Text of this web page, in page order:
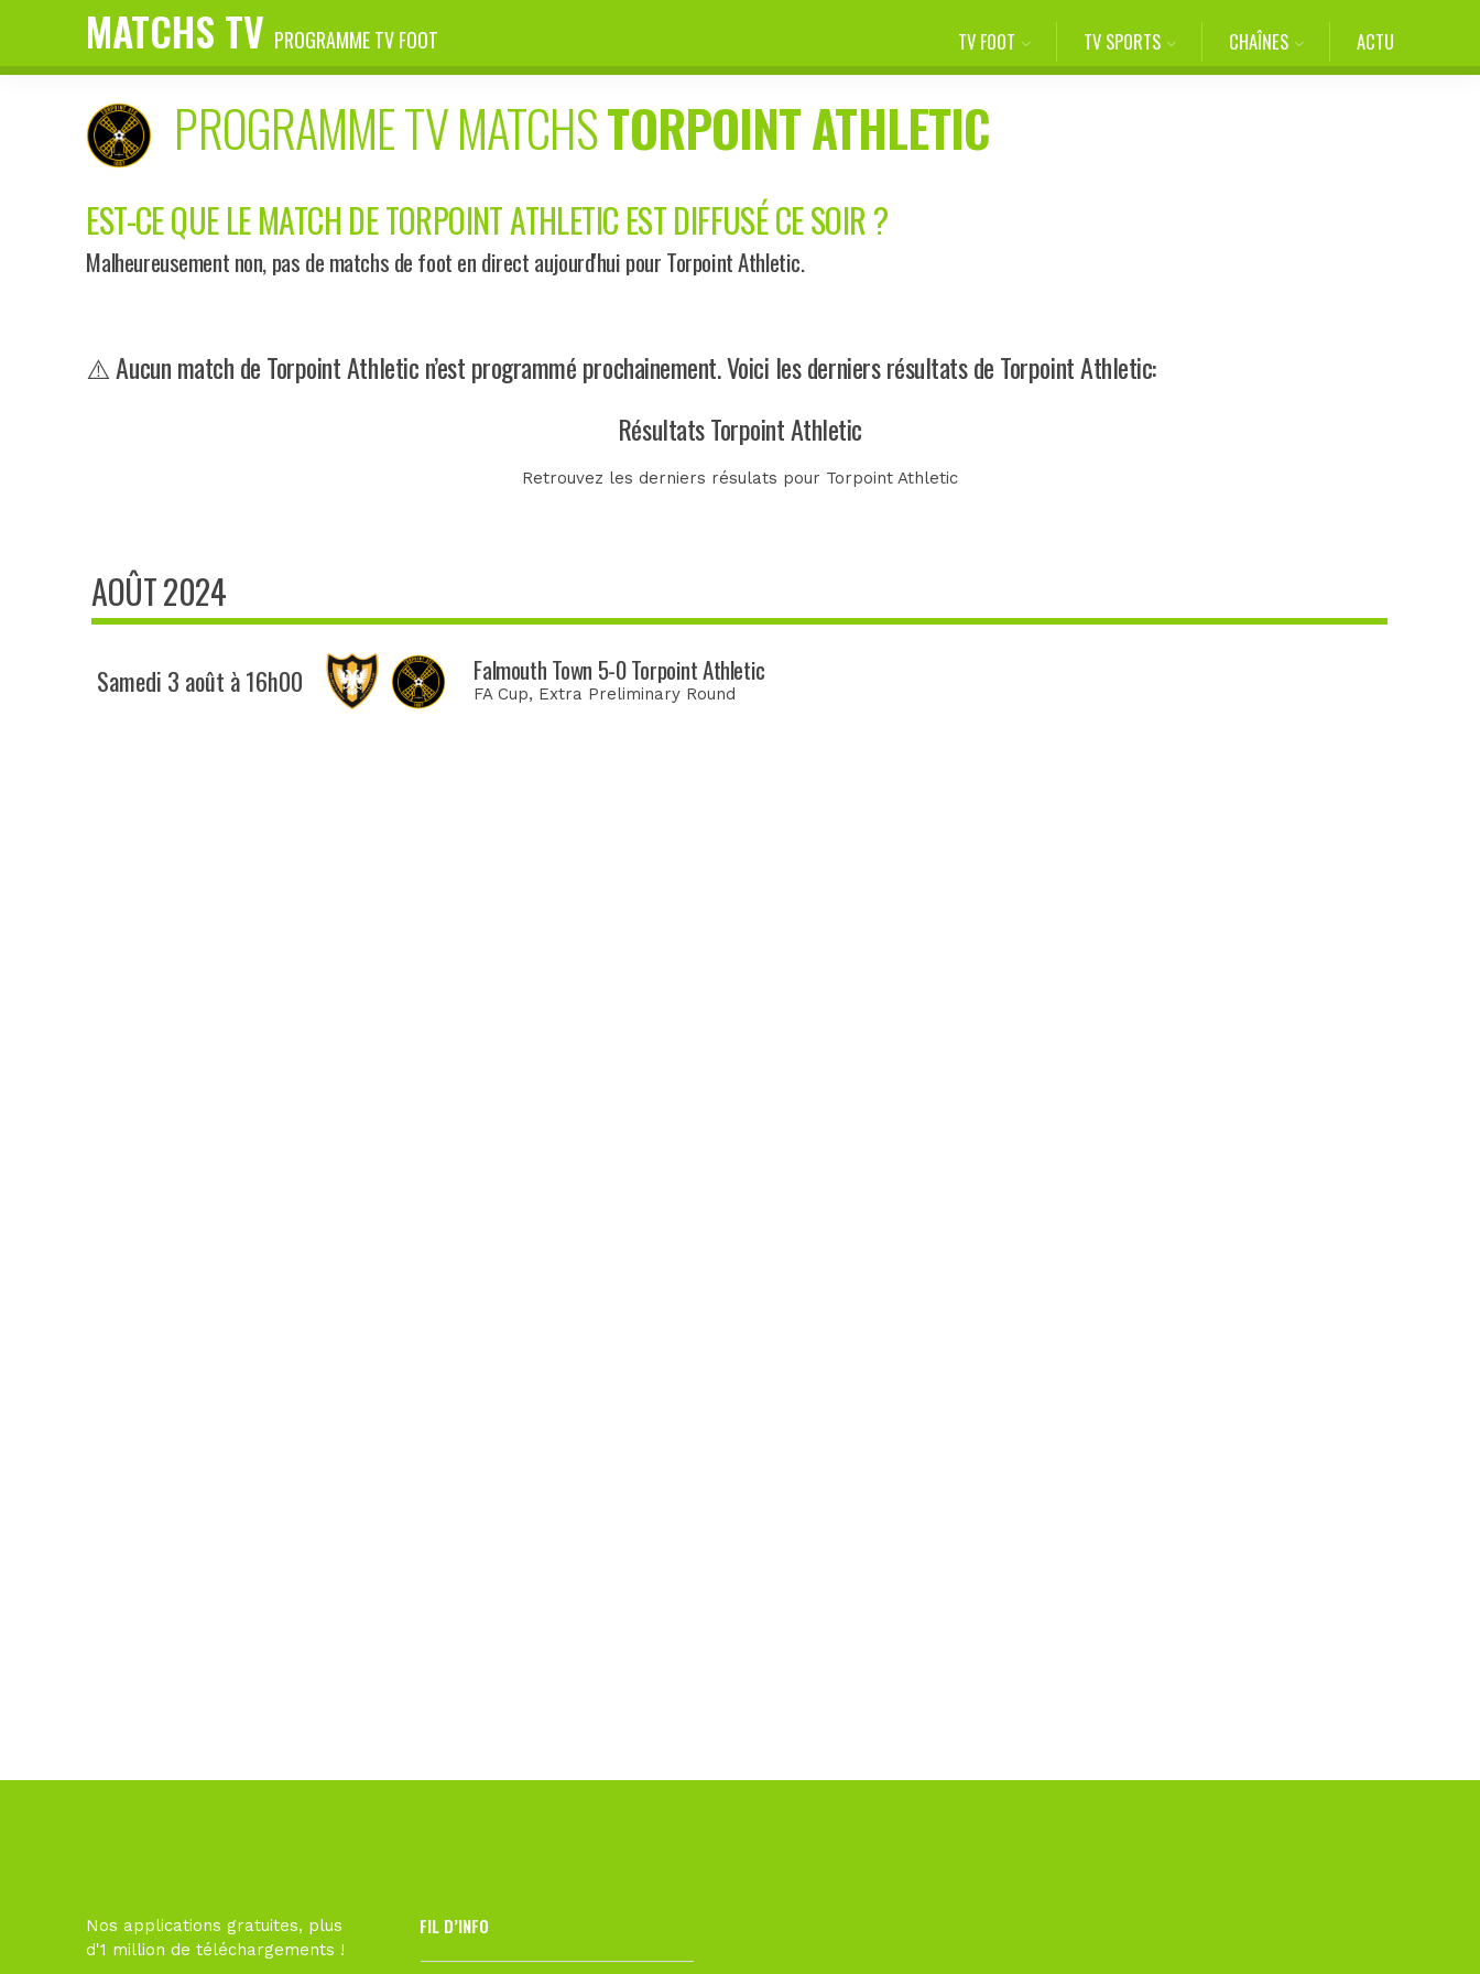
MATCHS TV PROGRAMME TV FOOT TV FOOT TV SPORTS CHAÎNES ACTU
PROGRAMME TV MATCHSTORPOINT ATHLETIC
EST-CE QUE LE MATCH DE TORPOINT ATHLETIC EST DIFFUSÉ CE SOIR ?
Malheureusement non, pas de matchs de foot en direct aujourd'hui pour Torpoint Athletic.
⚠️ Aucun match de Torpoint Athletic n’est programmé prochainement. Voici les derniers résultats de Torpoint Athletic:
Résultats Torpoint Athletic
Retrouvez les derniers résulats pour Torpoint Athletic
AOÛT 2024
Samedi 3 août à 16h00 Falmouth Town 5-0 Torpoint Athletic
FA Cup, Extra Preliminary Round
Nos applications gratuites, plus
d'1 million de téléchargements !
FIL D’INFO